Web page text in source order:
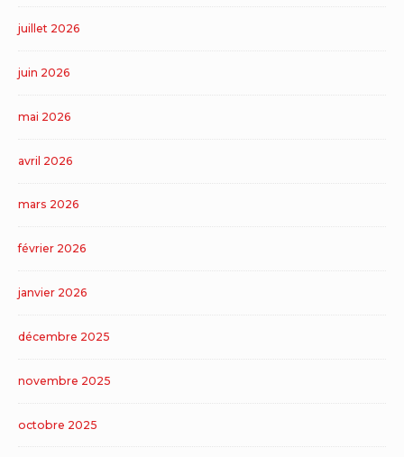
juillet 2026
juin 2026
mai 2026
avril 2026
mars 2026
février 2026
janvier 2026
décembre 2025
novembre 2025
octobre 2025